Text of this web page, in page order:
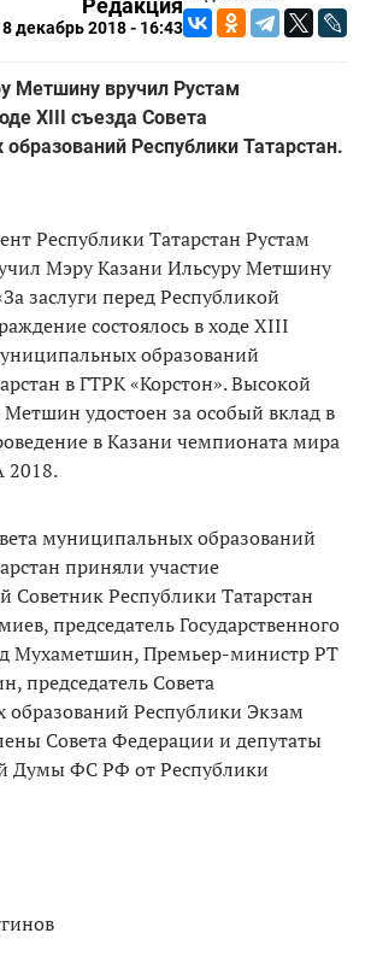
Редакция
декабрь 2018 - 16:43
Метшину вручил Рустам
XIII съезда Совета
Республики Татарстан.
Республики Татарстан Рустам
Мэру Казани Ильсуру Метшину
заслуги перед Республикой
состоялось в ходе XIII
образований
в ГТРК «Корстон». Высокой
удостоен за особый вклад в
в Казани чемпионата мира
2018.
муниципальных образований
приняли участие
Советник Республики Татарстан
председатель Государственного
Мухаметшин, Премьер-министр РТ
председатель Совета
Республики Экзам
Совета Федерации и депутаты
Думы ФС РФ от Республики